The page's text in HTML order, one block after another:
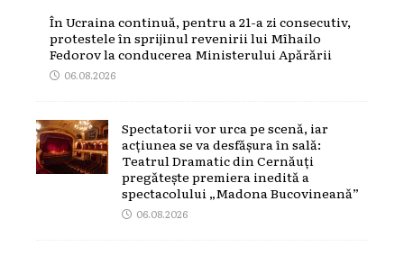
În Ucraina continuă, pentru a 21-a zi consecutiv,
protestele în sprijinul revenirii lui Mîhailo
Fedorov la conducerea Ministerului Apărării
06.08.2026
Spectatorii vor urca pe scenă, iar
acțiunea se va desfășura în sală:
Teatrul Dramatic din Cernăuți
pregătește premiera inedită a
spectacolului „Madona Bucovineană”
06.08.2026